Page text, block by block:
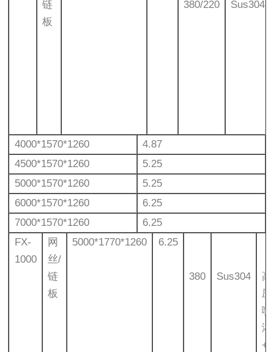
链
板
380/220 Sus304
4000*1570*1260
4.87
4500*1570*1260
5.25
5000*1570*1260
5.25
6000*1570*1260
6.25
7000*1570*1260
6.25
FX-
1000
网
丝/
链
板
5000*1770*1260 6.25
380 Sus304
高
压
喷
淋
+